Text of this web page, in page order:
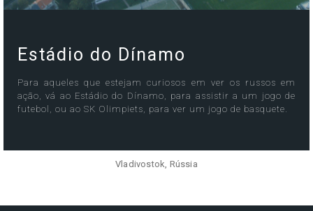
Estádio do Dínamo
Para aqueles que estejam curiosos em ver os russos em
ação, vá ao Estádio do Dínamo, para assistir a um jogo de
futebol, ou ao SK Olimpiets, para ver um jogo de basquete.
Vladivostok, Rússia